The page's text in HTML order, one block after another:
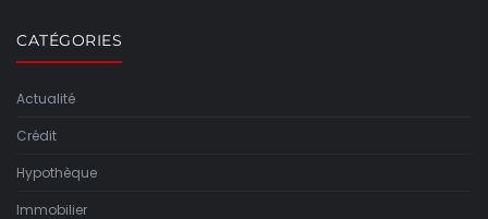
CATÉGORIES
Actualité
Crédit
Hypothèque
Immobilier